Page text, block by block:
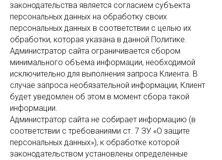
законодательства является согласием субъекта
персональных данных на обработку своих
персональных данных в соответствии с целью их
обработки, которая указана в данной Политике.
Администратор сайта ограничивается сбором
минимального объема информации, необходимой
исключительно для выполнения запроса Клиента. В
случае запроса необязательной информации, Клиент
будет уведомлен об этом в момент сбора такой
информации.
Администратор сайта не собирает информацию (в
соответствии с требованиями ст. 7 ЗУ «О защите
персональных данных»), к обработке которой
законодательством установлены определенные